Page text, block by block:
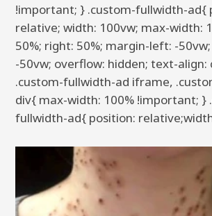
!important; } .custom-fullwidth-ad{
relative; width: 100vw; max-width:
50%; right: 50%; margin-left: -
-50vw; overflow: hidden; text-align:
.custom-fullwidth-ad iframe,
div{ max-width: 100% !important; }
fullwidth-ad{ position: